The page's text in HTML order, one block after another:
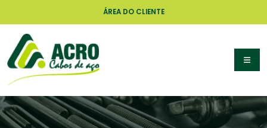
ÁREA DO CLIENTE